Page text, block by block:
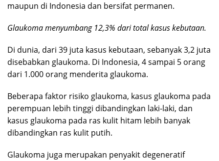
maupun di Indonesia dan bersifat permanen.
Glaukoma menyumbang 12,3% dari total kasus kebutaan.
Di dunia, dari 39 juta kasus kebutaan, sebanyak 3,2 juta
disebabkan glaukoma. Di Indonesia, 4 sampai 5 orang
dari 1.000 orang menderita glaukoma.
Beberapa faktor risiko glaukoma, kasus glaukoma pada
perempuan lebih tinggi dibandingkan laki-laki, dan
kasus glaukoma pada ras kulit hitam lebih banyak
dibandingkan ras kulit putih.
Glaukoma juga merupakan penyakit degeneratif